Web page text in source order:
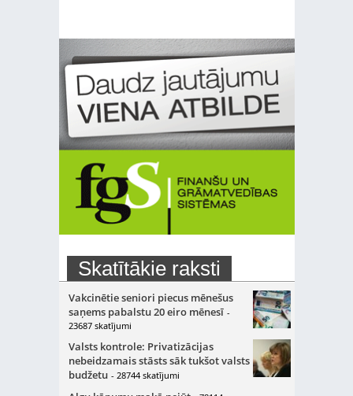
Skatītākie raksti
Vakcinētie seniori piecus mēnešus
saņems pabalstu 20 eiro mēnesī -
23687 skatījumi
Valsts kontrole: Privatizācijas
nebeidzamais stāsts sāk tukšot valsts
budžetu - 28744 skatījumi